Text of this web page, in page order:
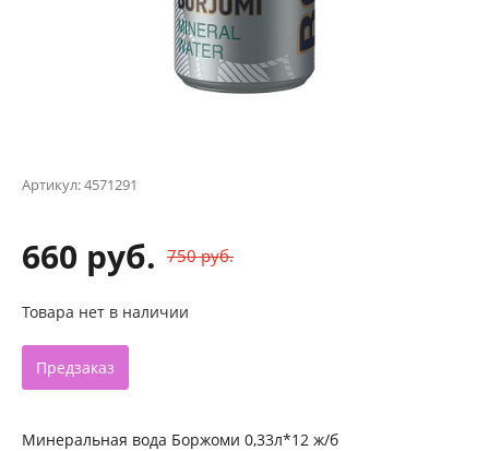
Артикул:4571291
660 руб. 750 руб.
Товара нет в наличии
Предзаказ
Минеральная вода Боржоми 0,33л*12 ж/б